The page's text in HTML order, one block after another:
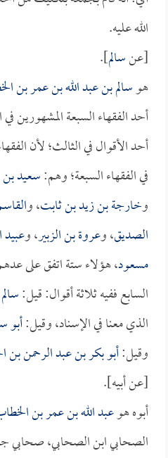
الله عليه.
[عنسالم].
هوسالم بن عبد الله بن عمر بن
أحد الفقهاء السبعة المشهورين في
أحد الأقوال في الثالث؛ لأن
في الفقهاء السبعة؛ وهم:سعيد
وخارجة بن زيد بن ثابت، و
الصديق، وعروة بن الزبير، وعبيد
مسعود، هؤلاء ستة اتفق على
السابع ففيه ثلاثة أقوال: قيل:
الذي معنا في الإسناد، وقيل:أبو
وقيل:أبو بكر بن عبد الرحمن
[عن أبيه].
أبوه هوعبد الله بن عمر بن
الصحابي ابن الصحابي،